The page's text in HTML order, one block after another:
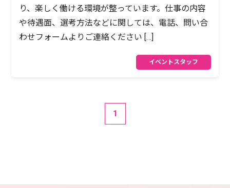
り、楽しく働ける環境が整っています。仕事の内容
や待遇面、選考方法などに関しては、電話、問い合
わせフォームよりご連絡ください […]
イベントスタッフ
1